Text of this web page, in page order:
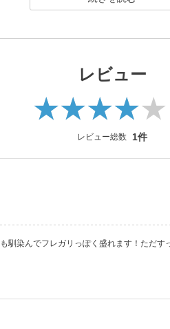
の大きめレンズで瞳を大きく魅せな
トカット機能・UVカット機能付きの
しく進化し続けるブランドです。
レビュー
レビュー総数 1件
馴染んでフレガリっぽく盛れます！ただ